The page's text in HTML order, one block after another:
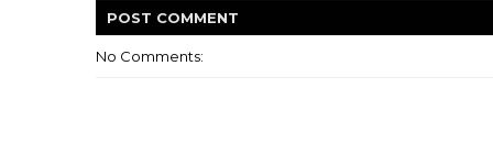
POST COMMENT
No Comments: